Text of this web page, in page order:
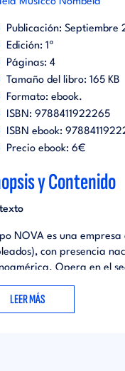
Publicación: Septiembre
Edición: 1ª
Páginas: 4
Tamaño del libro: 165 KB
Formato: ebook.
ISBN: 9788411922265
ISBN ebook:
Precio ebook: 6€
y Contenido
NOVA es una
con presencia
Opera en el
con una marca
una serie de cambios
LEER MÁS